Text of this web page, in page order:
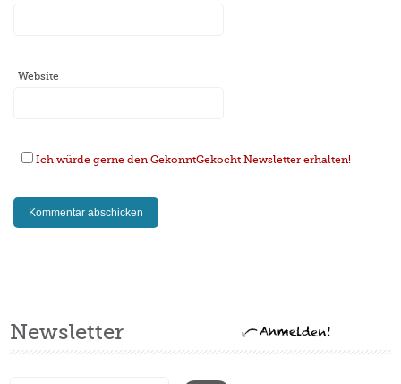
Website
Ich würde gerne den GekonntGekocht Newsletter erhalten!
Newsletter